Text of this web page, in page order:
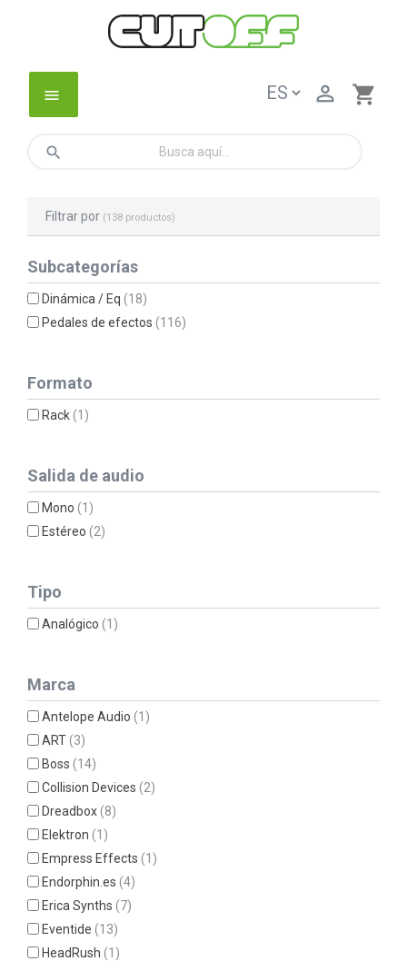
menu shopping_cart

search
Filtrar por (138 productos)
Subcategorías
Dinámica / Eq(18)
Pedales de efectos(116)
Formato
Rack(1)
Salida de audio
Mono(1)
Estéreo(2)
Tipo
Analógico(1)
Marca
Antelope Audio(1)
ART(3)
Boss(14)
Collision Devices(2)
Dreadbox(8)
Elektron(1)
Empress Effects(1)
Endorphin.es(4)
Erica Synths(7)
Eventide(13)
HeadRush(1)